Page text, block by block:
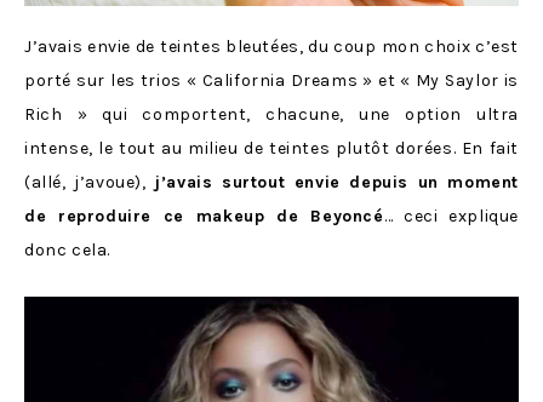
J’avais envie de teintes bleutées, du coup mon choix c’est
porté sur les trios « California Dreams » et « My Saylor is
Rich » qui comportent, chacune, une option ultra
intense, le tout au milieu de teintes plutôt dorées. En fait
(allé, j’avoue), j’avais surtout envie depuis un moment
de reproduire ce makeup de Beyoncé… ceci explique
donc cela.